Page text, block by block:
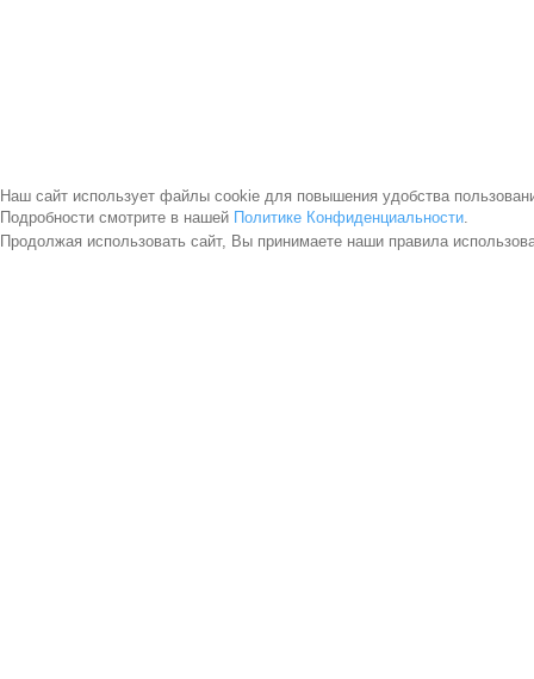
Наш сайт использует файлы cookie для повышения удобства
Подробности смотрите в нашей Политике Конфиденциальности.
Продолжая использовать сайт, Вы принимаете наши правила